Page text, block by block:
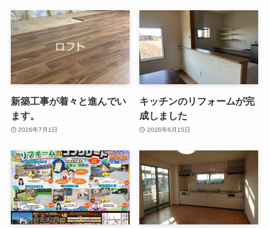
新築工事が着々と進んでい
ます。
2026年7月1日
キッチンのリフォームが完
成しました
2026年6月15日